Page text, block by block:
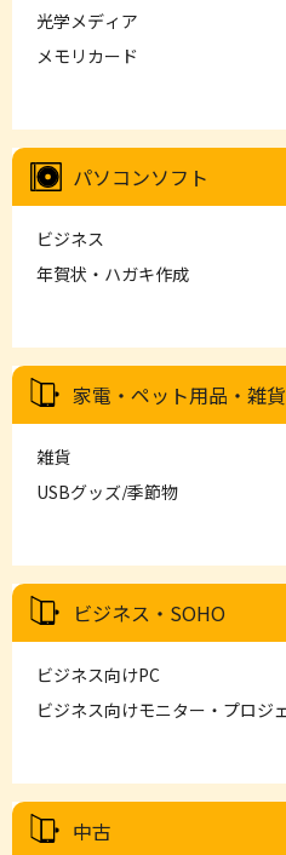
光学メディア
メモリカード
パソコンソフト
ビジネス
年賀状・ハガキ作成
家電・ペット用品・雑貨
雑貨
USBグッズ/季節物
ビジネス・SOHO
ビジネス向けPC
ビジネス向けモニター・プロジ
中古